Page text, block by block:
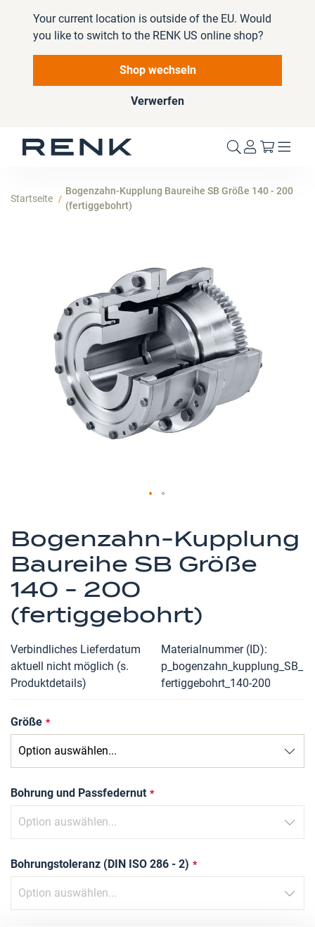
Your current location is outside of the EU. Would
you like to switch to the RENK US online shop?
Shop wechseln
Verwerfen
Mein
Startseite
Bogenzahn-Kupplung Baureihe SB Größe 140 - 200
(fertiggebohrt)
Bogenzahn-Kupplung
Baureihe SB Größe
140 - 200
(fertiggebohrt)
Verbindliches Lieferdatum
aktuell nicht möglich (s.
Produktdetails)
Materialnummer (ID)
p_bogenzahn_kupplung_SB_
fertiggebohrt_140-200
Größe
Bohrung und Passfedernut
Bohrungstoleranz (DIN ISO 286 - 2)
Bildergalerie
Anfang
der
Bildergalerie
springen